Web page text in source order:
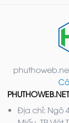
Địa chỉ: Ngõ